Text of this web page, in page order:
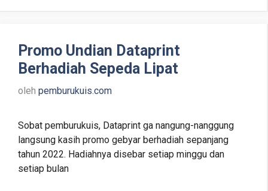
Promo Undian Dataprint
Berhadiah Sepeda Lipat
oleh pemburukuis.com
Sobat pemburukuis, Dataprint ga nangung-nanggung
langsung kasih promo gebyar berhadiah sepanjang
tahun 2022. Hadiahnya disebar setiap minggu dan
setiap bulan